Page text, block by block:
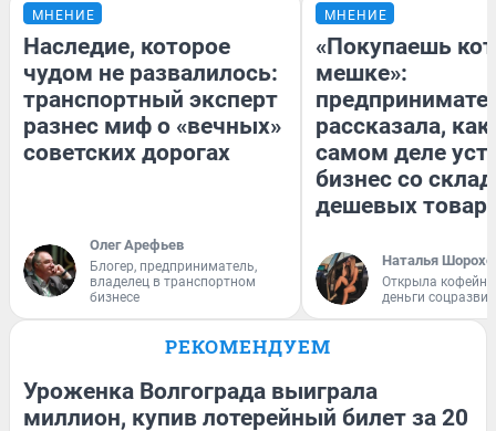
МНЕНИЕ
Наследие, которое
чудом не развалилось:
транспортный эксперт
разнес миф о «вечных»
советских дорогах
Олег Арефьев
Блогер, предприниматель,
владелец в транспортном
бизнесе
МНЕНИЕ
«Покупаешь
мешке»:
рассказала, как
самом деле
бизнес со
дешевых
Наталья
Открыла
деньги
РЕКОМЕНДУЕМ
Уроженка Волгограда выиграла
миллион, купив лотерейный билет за 20